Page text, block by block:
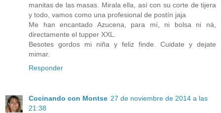
manitas de las masas. Mirala ella, así con su corte de tijera
y todo, vamos como una profesional de postín jaja
Me han encantado Azucena, para mí, ni bolsa ni ná,
directamente el tupper XXL.
Besotes gordos mi niña y feliz finde. Cuidate y dejate
mimar.
Responder
Cocinando con Montse 27 de noviembre de 2014 a las
21:38